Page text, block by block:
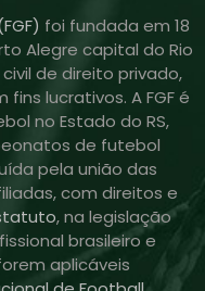
foi fundada em 18
Alegre capital do Rio
de direito privado,
lucrativos. A FGF é
no Estado do RS,
de futebol
pela união das
com direitos e
, na legislação
brasileiro e
aplicáveis